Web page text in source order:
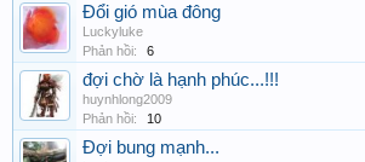
Đổi gió mùa đông
Luckyluke
Phản hồi:
6
đợi chờ là hạnh phúc...!!!
huynhlong2009
Phản hồi:
10
Đợi bung mạnh...